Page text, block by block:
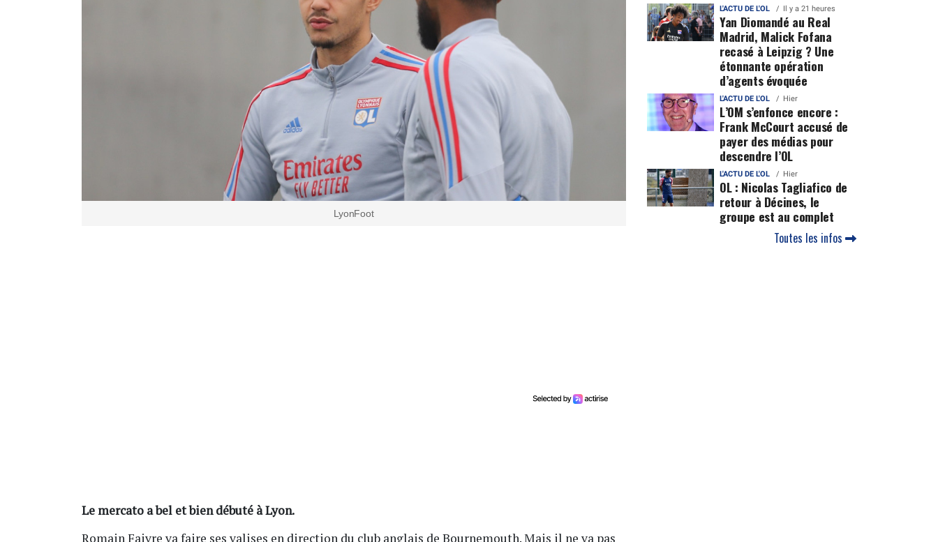
LyonFoot
Le mercato a bel et bien débuté à Lyon.
Romain Faivre va faire ses valises en direction du club anglais de Bournemouth. Mais il ne va pas
L'ACTU DE L'OL Il y a 21 heures
Yan Diomandé au Real
Madrid, Malick Fofana
recasé à Leipzig ? Une
étonnante opération
d’agents évoquée
L'ACTU DE L'OL Hier
L’OM s’enfonce encore :
Frank McCourt accusé de
payer des médias pour
descendre l’OL
L'ACTU DE L'OL Hier
OL : Nicolas Tagliafico de
retour à Décines, le
groupe est au complet
Toutes les infos